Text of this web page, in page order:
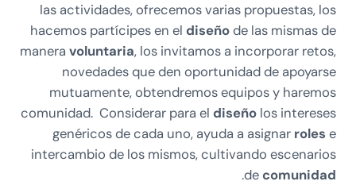
las actividades, ofrecemos varias propuestas, los
hacemos partícipes en el diseñode las mismas de
maneravoluntaria, los invitamos a incorporar retos,
novedades que den oportunidad de apoyarse
mutuamente, obtendremos equipos y haremos
comunidad. Considerar para el diseño los intereses
genéricos de cada uno, ayuda a asignar roles e
intercambio de los mismos, cultivando escenarios
de comunidad
.